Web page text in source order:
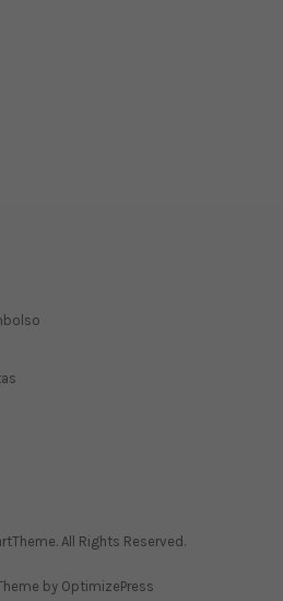
All Rights Reserved.
by OptimizePress